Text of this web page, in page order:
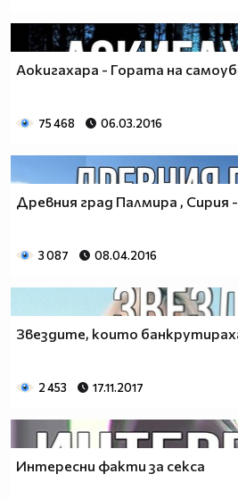
Аокигахара - Гората на
75 468 06.03.2016
Древния град Палмира , Сирия
3 087 08.04.2016
Звездите, които
2 453 17.11.2017
Интересни факти за секса